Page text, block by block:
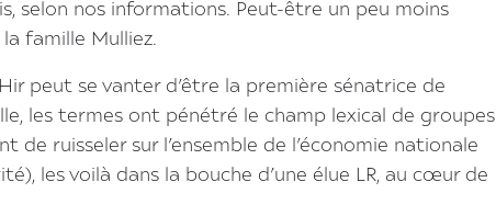
selon nos informations. Peut-être un peu moins
famille Mulliez.
peut se vanter d’être la première sénatrice de
les termes ont pénétré le champ lexical de groupes
ruisseler sur l’ensemble de l’économie nationale
les voilà dans la bouche d’une élue LR, au cœur de